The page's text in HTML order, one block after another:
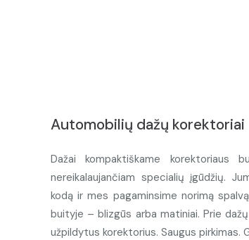
Automobilių dažų korektoriai
Dažai kompaktiškame korektoriaus
nereikalaujančiam specialių įgūdžių.
kodą ir mes pagaminsime norimą
buityje – blizgūs arba matiniai. Prie
užpildytus korektorius. Saugus pirkimas.